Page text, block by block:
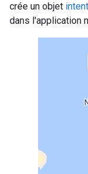
crée un objet intent
dans l'application